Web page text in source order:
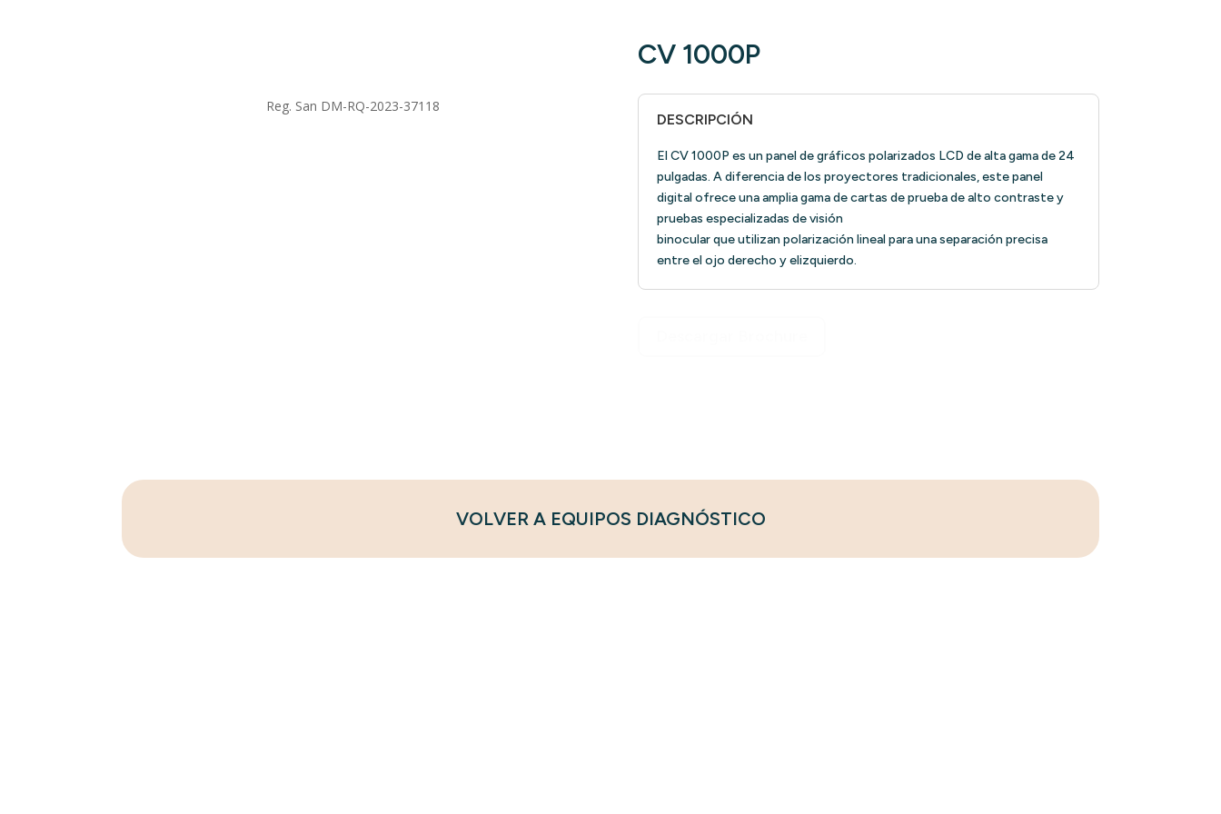
Reg. San DM-RQ-2023-37118
CV 1000P
DESCRIPCIÓN
El CV 1000P es un panel de gráficos polarizados LCD de alta gama de 24
pulgadas. A diferencia de los proyectores tradicionales, este panel
digital ofrece una amplia gama de cartas de prueba de alto contraste y
pruebas especializadas de visión
binocular que utilizan polarización lineal para una separación precisa
entre el ojo derecho y elizquierdo.
VOLVER A EQUIPOS DIAGNÓSTICO